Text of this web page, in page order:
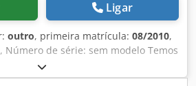
Ligar
outro, primeira matrícula: 08/2010,
, Número de série: sem modelo Temos
eixos. Codpfxjzrr Rvj Ad Rjrf Por
caso não encontre o que procura.